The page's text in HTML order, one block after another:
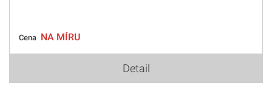
Cena NA MÍRU
Detail